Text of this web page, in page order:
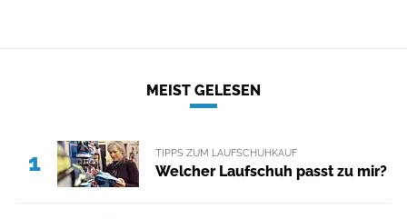
MEIST GELESEN
1 TIPPS ZUM LAUFSCHUHKAUF
Welcher Laufschuh passt zu mir?